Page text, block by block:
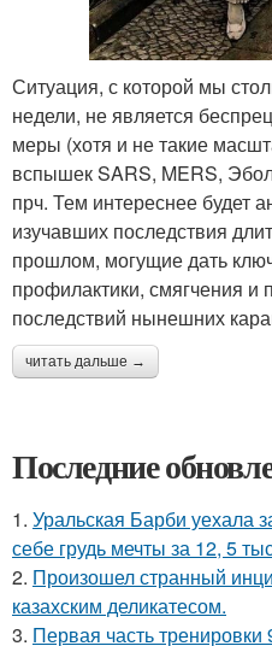
Ситуация, с которой мы
недели, не является
меры (хотя и не такие
вспышек SARS, MERS,
прч. Тем интереснее будет
изучавших последствия
прошлом, могущие дать
профилактики, смягчения
последствий нынешних
читать дальше →
Последние
1. Уральская Барби уехала
себе грудь мечты за 12, 5
2. Произошел странный
казахским деликатесом.
3. Первая часть тренировки